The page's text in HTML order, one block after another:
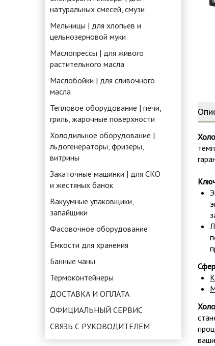
натуральных смесей, смузи
Мельницы | для хлопьев и
цельнозерновой муки
Маслопрессы | для живого
растительного масла
Маслобойки | для сливочного
масла
Тепловое оборудование | печи,
гриль, жарочные поверхности
Холодильное оборудование |
льдогенераторы, фризеры,
витрины
Закаточные машинки | для СКО
и жестяных банок
Вакуумные упаковщики,
запайщики
Фасовочное оборудование
Емкости для хранения
Банные чаны
Термоконтейнеры
ДОСТАВКА И ОПЛАТА
ОФИЦИАЛЬНЫЙ СЕРВИС
СВЯЗЬ С РУКОВОДИТЕЛЕМ